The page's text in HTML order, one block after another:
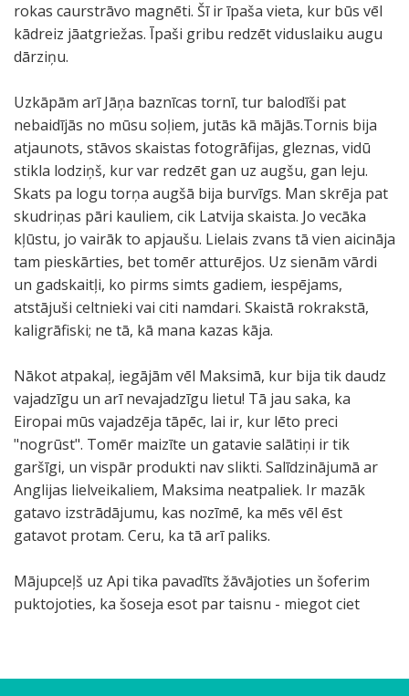
rokas caurstrāvo magnēti. Šī ir īpaša vieta, kur būs vēl
kādreiz jāatgriežas. Īpaši gribu redzēt viduslaiku augu
dārziņu.
Uzkāpām arī Jāņa baznīcas tornī, tur balodīši pat
nebaidījās no mūsu soļiem, jutās kā mājās.Tornis bija
atjaunots, stāvos skaistas fotogrāfijas, gleznas, vidū
stikla lodziņš, kur var redzēt gan uz augšu, gan leju.
Skats pa logu torņa augšā bija burvīgs. Man skrēja pat
skudriņas pāri kauliem, cik Latvija skaista. Jo vecāka
kļūstu, jo vairāk to apjaušu. Lielais zvans tā vien aicināja
tam pieskārties, bet tomēr atturējos. Uz sienām vārdi
un gadskaitļi, ko pirms simts gadiem, iespējams,
atstājuši celtnieki vai citi namdari. Skaistā rokrakstā,
kaligrāfiski; ne tā, kā mana kazas kāja.
Nākot atpakaļ, iegājām vēl Maksimā, kur bija tik daudz
vajadzīgu un arī nevajadzīgu lietu! Tā jau saka, ka
Eiropai mūs vajadzēja tāpēc, lai ir, kur lēto preci
"nogrūst". Tomēr maizīte un gatavie salātiņi ir tik
garšīgi, un vispār produkti nav slikti. Salīdzinājumā ar
Anglijas lielveikaliem, Maksima neatpaliek. Ir mazāk
gatavo izstrādājumu, kas nozīmē, ka mēs vēl ēst
gatavot protam. Ceru, ka tā arī paliks.
Mājupceļš uz Api tika pavadīts žāvājoties un šoferim
puktojoties, ka šoseja esot par taisnu - miegot ciet